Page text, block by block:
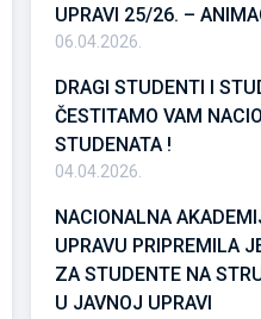
UPRAVI 25/26. –
06.04.2026.
DRAGI STUDENTI I
ČESTITAMO VAM
STUDENATA !
04.04.2026.
NACIONALNA
UPRAVU PRIPREMILA
ZA STUDENTE NA
U JAVNOJ UPRAVI